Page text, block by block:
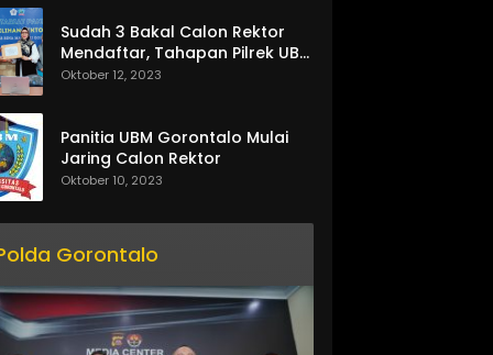
Sudah 3 Bakal Calon Rektor
Mendaftar, Tahapan Pilrek UBM
Gorontalo Makin Seru
Oktober 12, 2023
Panitia UBM Gorontalo Mulai
Jaring Calon Rektor
Oktober 10, 2023
Gorontalo